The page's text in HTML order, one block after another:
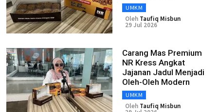
UMKM
Oleh Taufiq Misbun
29 Jul 2026
Carang Mas Premium
NR Kress Angkat
Jajanan Jadul Menjadi
Oleh-Oleh Modern
UMKM
Oleh Taufiq Misbun